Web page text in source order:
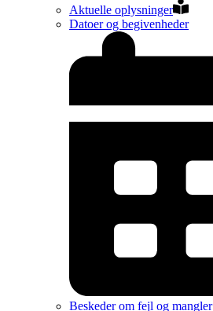
Aktuelle oplysninger
Datoer og begivenheder
Beskeder om fejl og mangler